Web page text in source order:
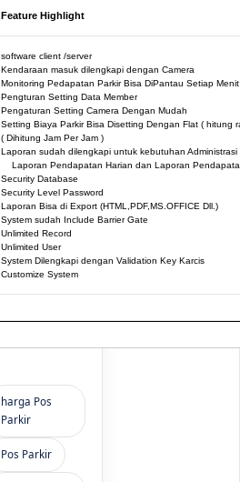
Feature Highlight
software client /server
Kendaraan masuk dilengkapi dengan Camera
Monitoring Pedapatan Parkir Bisa DiPantau Setiap Menit
Pengturan Setting Data Member
Pengaturan Setting Camera Dengan Mudah
Setting Biaya Parkir Bisa Disetting Dengan Flat ( hitung
( Dihitung Jam Per Jam )
Laporan sudah dilengkapi untuk kebutuhan
Laporan Pendapatan Harian dan Laporan
Security Database
Security Level Password
Laporan Bisa di Export (HTML,PDF,MS.OFFICE Dll.)
System sudah Include Barrier Gate
Unlimited Record
Unlimited User
System Dilengkapi dengan Validation Key Karcis
Customize System